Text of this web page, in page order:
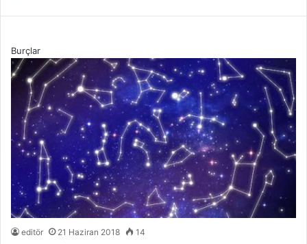
Burçlar
editör 21 Haziran 2018 14